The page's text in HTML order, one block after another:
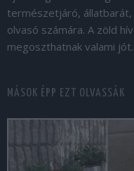
természetjáró,
olvasó számára. A zöld
megoszthatnak valami jót.
MÁSOK ÉPP EZT OLVASSÁK